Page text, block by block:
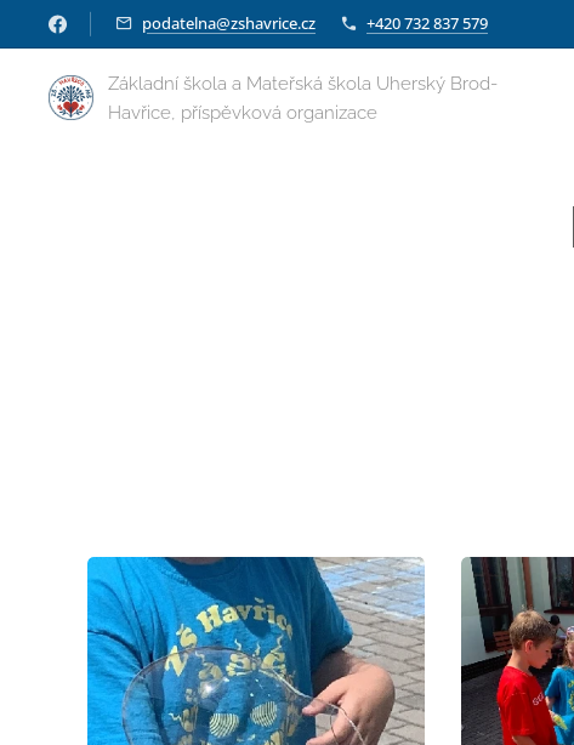
podatelna@zshavrice.cz +420 732 837 579
Základní škola a Mateřská škola Uherský Brod-
Havřice, příspěvková organizace